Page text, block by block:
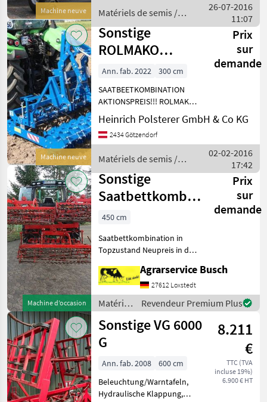
Machine neuve
Krümlerwalze mit Einfachl
Matériels de semis /
Sonstige
26-07-2016
11:07
Machine neuve
Sonstige
ROLMAKO
Saatbeetkombination
3m U659
AKTIONSPREIS
Prix
sur
demande
Ann. fab. 2022
300 cm
SAATBEETKOMBINATION
AKTIONSPREIS!!! ROLMAKO
U659 • 870kg -Arbeitsbreite
3m -2 Zinkenreihen -
vordere Krümlerwalze -
Hydropack Matériels de
Heinrich Polsterer GmbH & Co KG
2434 Götzendorf
Matériels de semis /
Sonstige
02-02-2016
17:42
Machine d’occasion
Sonstige
Saatbettkombination
450cm
Hydr.Klappung
Promax45
Prix
sur
demande
450 cm
Saatbettkombination in
Topzustand Neupreis in der
ab Lager Brix erhältlich Das
Gerät für den Ackerprofi
Bitte text genau lesen
Maissaatgut Kö
Agrarservice Busch
27612 Loxstedt
Matériels
de semis
/
Sonstige
Revendeur Premium Plus
Sonstige VG 6000
G
8.211
€
TTC (TVA
incluse 19%)
6.900 € HT
Ann. fab. 2008
600 cm
Beleuchtung/Warntafeln,
Hydraulische Klappung,